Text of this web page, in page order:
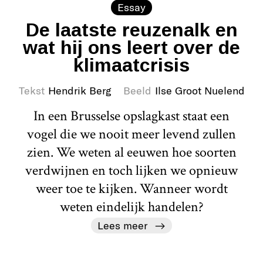
Essay
De laatste reuzenalk en
wat hij ons leert over de
klimaatcrisis
Tekst Hendrik Berg Beeld Ilse Groot Nuelend
In een Brusselse opslagkast staat een
vogel die we nooit meer levend zullen
zien. We weten al eeuwen hoe soorten
verdwijnen en toch lijken we opnieuw
weer toe te kijken. Wanneer wordt
weten eindelijk handelen?
Lees meer